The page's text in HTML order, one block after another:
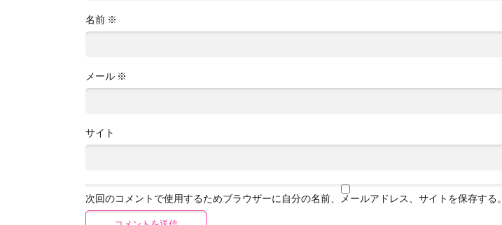
名前 ※
メール ※
サイト
次回のコメントで使用するためブラウザーに自分の名前、メールアドレス、サイトを保存する。